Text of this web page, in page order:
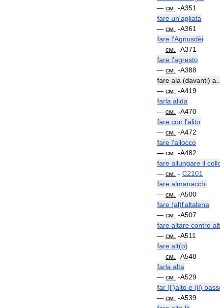
— см -A351
fare un'agliata
— см -A361
fare l'Agnusdèi
— см -A371
fare l'agresto
— см -A388
fare ala (davanti) a
— см -A419
farla alida
— см -A470
fare con l'alito
— см -A472
fare l'allocco
— см -A482
fare allungare il
— см - C2101
fare almanacchi
— см -A500
fare (al)l'altalena
— см -A507
fare altare contro
— см -A511
fare alt(o)
— см -A548
farla alta
— см -A529
far (l')alto e (il)
— см -A539